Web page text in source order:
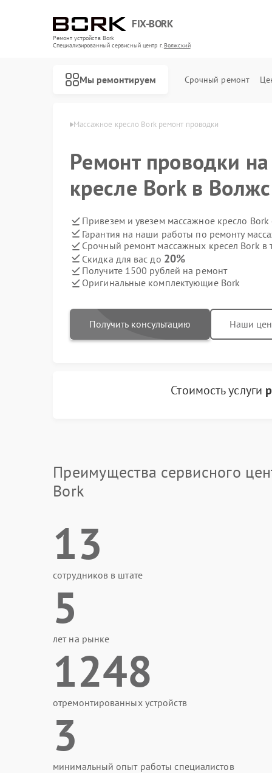
FIX-BORK
Ремонт устройств Bork
Специализированный cервисный центр г.Волжский
Мы ремонтируем Срочный ремонт
Массажное кресло Bork ремонт проводки
Ремонт проводки
кресле Bork в
Привезем и увезем массажное кресло Bork
Гарантия на наши работы по ремонту
Срочный ремонт массажных кресел Bork в
Скидка для вас до 20%
Получите 1500 рублей на ремонт
Оригинальные комплектующие Bork
Получить консультацию Наши
Стоимость услуги
Преимущества сервисного
Bork
13
сотрудников в штате
5
лет на рынке
1248
отремонтированных устройств
3
минимальный опыт работы специалистов